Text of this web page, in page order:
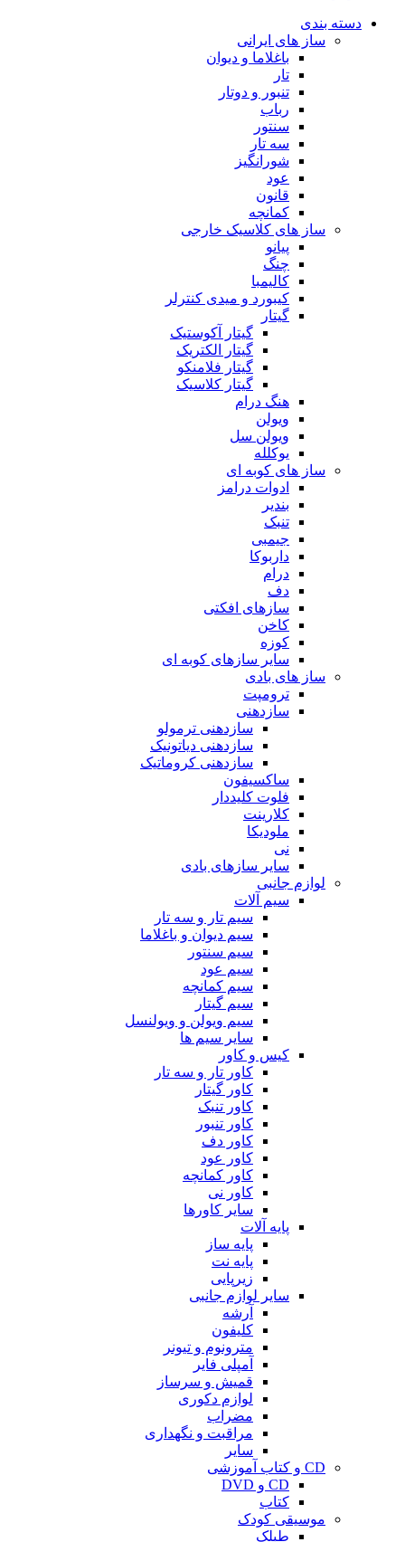
دسته بندی
ساز های ایرانی
باغلاما و دیوان
تار
تنبور و دوتار
رباب
سنتور
سه تار
شورانگیز
عود
قانون
کمانچه
ساز های کلاسیک خارجی
پیانو
چنگ
کالیمبا
کیبورد و میدی کنترلر
گیتار
گیتار آکوستیک
گیتار الکتریک
گیتار فلامنکو
گیتار کلاسیک
هنگ درام
ویولن
ویولن سل
یوکلله
ساز های کوبه ای
ادوات درامز
بندیر
تنبک
جیمبی
داربوکا
درام
دف
سازهای افکتی
کاخن
کوزه
سایر سازهای کوبه ای
ساز های بادی
ترومپت
سازدهنی
سازدهنی ترمولو
سازدهنی دیاتونیک
سازدهنی کروماتیک
ساکسیفون
فلوت کلیددار
کلارینت
ملودیکا
نی
سایر سازهای بادی
لوازم جانبی
سیم آلات
سیم تار و سه تار
سیم دیوان و باغلاما
سیم سنتور
سیم عود
سیم کمانچه
سیم گیتار
سیم ویولن و ویولنسل
سایر سیم ها
کیس و کاور
کاور تار و سه تار
کاور گیتار
کاور تنبک
کاور تنبور
کاور دف
کاور عود
کاور کمانچه
کاور نی
سایر کاورها
پایه آلات
پایه ساز
پایه نت
زیرپایی
سایر لوازم جانبی
آرشه
کلیفون
مترونوم و تیونر
آمپلی فایر
قمیش و سرساز
لوازم دکوری
مضراب
مراقبت و نگهداری
سایر
CD و کتاب آموزشی
CD و DVD
کتاب
موسیقی کودک
طبلک